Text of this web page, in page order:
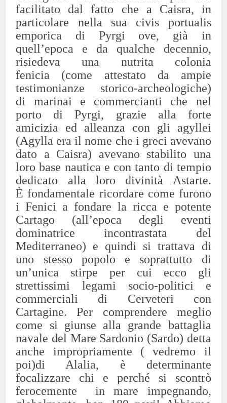
facilitato dal fatto che a Caisra, in
particolare nella sua civis portualis
emporica di Pyrgi ove, già in
quell’epoca e da qualche decennio,
risiedeva una nutrita colonia
fenicia (come attestato da ampie
testimonianze storico-archeologiche)
di marinai e commercianti che nel
porto di Pyrgi, grazie alla forte
amicizia ed alleanza con gli agyllei
(Agylla era il nome che i greci avevano
dato a Caisra) avevano stabilito una
loro base nautica e con tanto di tempio
dedicato alla loro divinità Astarte.
È fondamentale ricordare come furono
i Fenici a fondare la ricca e potente
Cartago (all’epoca degli eventi
dominatrice incontrastata del
Mediterraneo) e quindi si trattava di
uno stesso popolo e soprattutto di
un’unica stirpe per cui ecco gli
strettissimi legami socio-politici e
commerciali di Cerveteri con
Cartagine. Per comprendere meglio
come si giunse alla grande battaglia
navale del Mare Sardonio (Sardo) detta
anche impropriamente ( vedremo il
poi)di Alalia, è determinante
focalizzare chi e perché si scontrò
ferocemente in mare impegnando,